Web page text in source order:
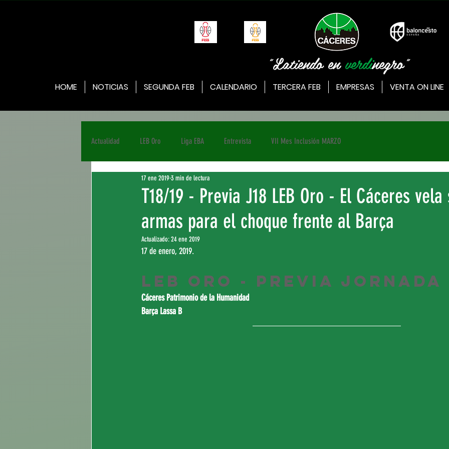
"Latiendo enverdinegro"
HOME NOTICIAS SEGUNDA FEB CALENDARIO TERCERA FEB EMPRESAS VENTA ON LINE
Actualidad LEB Oro Liga EBA Entrevista VII Mes Inclusión MARZO
T18/19 - Previa J18 LEB Oro - El Cáceres vela
armas para el choque frente al Barça
17 ene 20193 min de lectura
Actualizado:24 ene 2019
17 de enero, 2019.
LEB Oro - Previa Jornada
Cáceres Patrimonio de la Humanidad
Barça Lassa B